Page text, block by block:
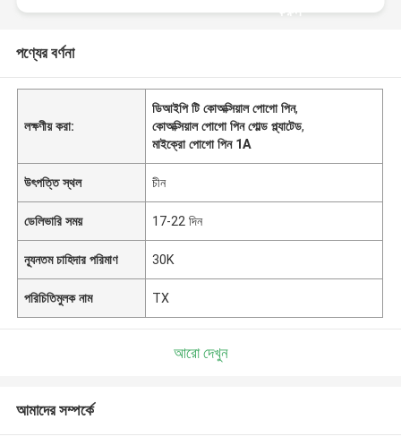
করুন
পণ্যের বর্ণনা
লক্ষণীয় করা:
ডিআইপি টি কোঅক্সিয়াল পোগো পিন,
কোঅক্সিয়াল পোগো পিন গোল্ড প্ল্যাটেড,
মাইক্রো পোগো পিন 1A
উৎপত্তি স্থল চীন
ডেলিভারি সময় 17-22 দিন
ন্যূনতম চাহিদার পরিমাণ 30K
পরিচিতিমুলক নাম TX
আরো দেখুন
আমাদের সম্পর্কে